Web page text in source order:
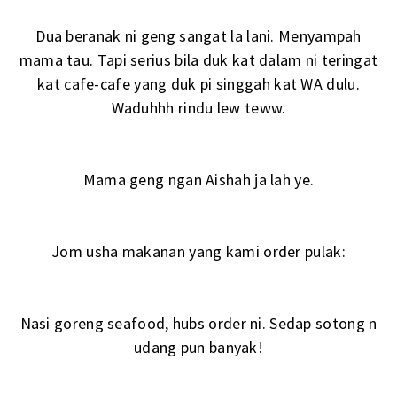
Dua beranak ni geng sangat la lani. Menyampah
mama tau. Tapi serius bila duk kat dalam ni teringat
kat cafe-cafe yang duk pi singgah kat WA dulu.
Waduhhh rindu lew teww.
Mama geng ngan Aishah ja lah ye.
Jom usha makanan yang kami order pulak:
Nasi goreng seafood, hubs order ni. Sedap sotong n
udang pun banyak!